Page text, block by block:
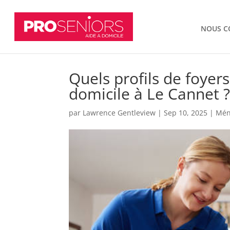
NOUS
Quels profils de
domicile à Le Cannet ?
par Lawrence Gentleview |Sep 10, 2025 |